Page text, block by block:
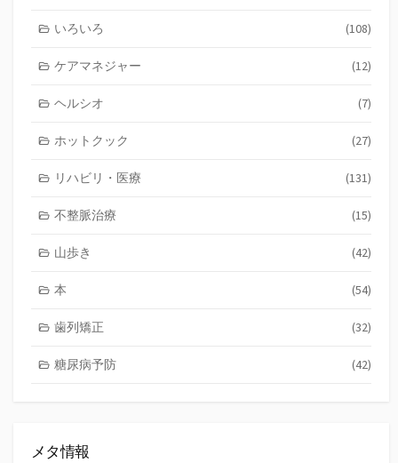
いろいろ (108)
ケアマネジャー (12)
ヘルシオ (7)
ホットクック (27)
リハビリ・医療 (131)
不整脈治療 (15)
山歩き (42)
本 (54)
歯列矯正 (32)
糖尿病予防 (42)
メタ情報